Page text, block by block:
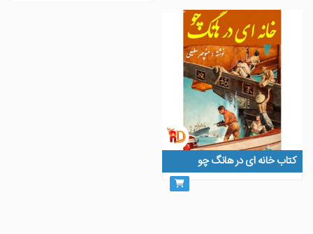
کتاب خانه ای در هانگ چو